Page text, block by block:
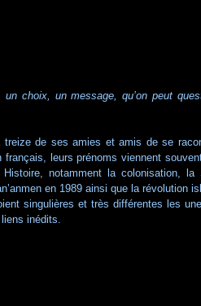
choix, un message, qu’on peut
treize de ses amies et amis de se
français, leurs prénoms viennent
notamment la colonisation, la
en 1989 ainsi que la révolution
singulières et très différentes les
inédits.